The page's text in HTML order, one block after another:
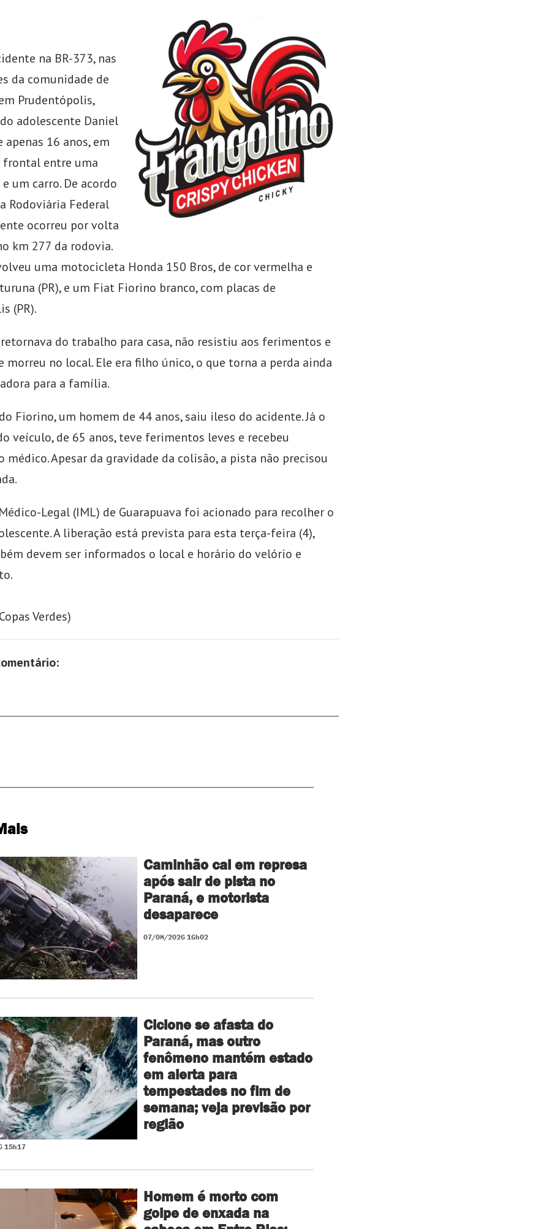
na BR-373, nas
da comunidade de
Prudentópolis,
adolescente Daniel
apenas 16 anos, em
frontal entre uma
um carro. De acordo
Rodoviária Federal
ocorreu por volta
km 277 da rodovia.
uma motocicleta Honda 150 Bros, de cor vermelha e
(PR), e um Fiat Fiorino branco, com placas de
(PR).
do trabalho para casa, não resistiu aos ferimentos e
no local. Ele era filho único, o que torna a perda ainda
para a família.
Fiorino, um homem de 44 anos, saiu ileso do acidente. Já o
veículo, de 65 anos, teve ferimentos leves e recebeu
Apesar da gravidade da colisão, a pista não precisou
Legal (IML) de Guarapuava foi acionado para recolher o
A liberação está prevista para esta terça-feira (4),
devem ser informados o local e horário do velório e
Verdes)
Caminhão cai em represa
após sair de pista no
Paraná, e motorista
desaparece
07/08/2026 16h02
Ciclone se afasta do
Paraná, mas outro
fenômeno mantém estado
em alerta para
tempestades no fim de
semana; veja previsão por
região
15h17
Homem é morto com
golpe de enxada na